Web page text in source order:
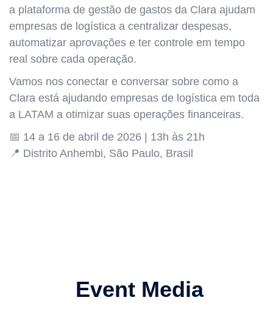
a plataforma de gestão de gastos da Clara ajudam
empresas de logística a centralizar despesas,
automatizar aprovações e ter controle em tempo
real sobre cada operação.
Vamos nos conectar e conversar sobre como a
Clara está ajudando empresas de logística em toda
a LATAM a otimizar suas operações financeiras.
📅 14 a 16 de abril de 2026 | 13h às 21h
📍 Distrito Anhembi, São Paulo, Brasil
Event Media